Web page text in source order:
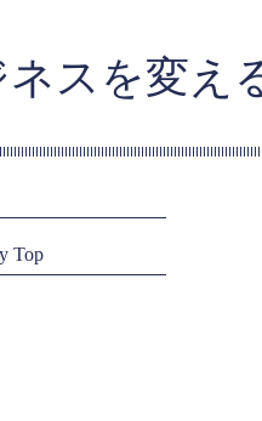
スを変え
Top